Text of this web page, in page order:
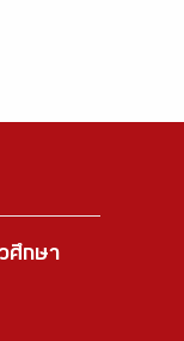
ศึกษา